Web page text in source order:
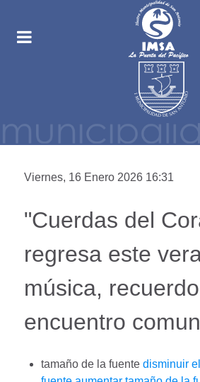
Viernes, 16 Enero 2026 16:31
"Cuerdas del
regresa este
música,
encuentro
tamaño de la fuente disminuir